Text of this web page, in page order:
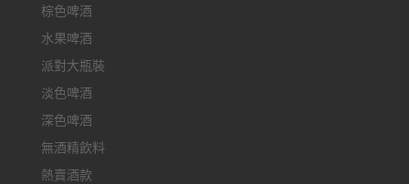
棕色啤酒
水果啤酒
派對大瓶裝
淡色啤酒
深色啤酒
無酒精飲料
熱賣酒款